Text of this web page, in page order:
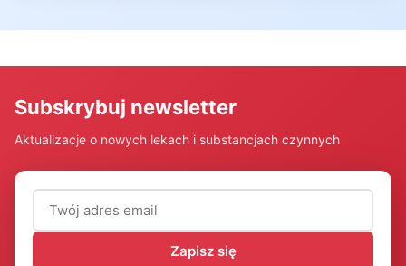
Subskrybuj newsletter
Aktualizacje o nowych lekach i substancjach czynnych
Adres email (wymagany)
Zapisz się